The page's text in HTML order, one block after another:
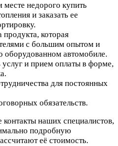
недорого купить
и заказать ее
продукта, которая
с большим опытом и
оборудованном автомобиле.
услуг и прием оплаты в форме,
для постоянных
обязательств.
наших специалистов,
подробную
её стоимость.